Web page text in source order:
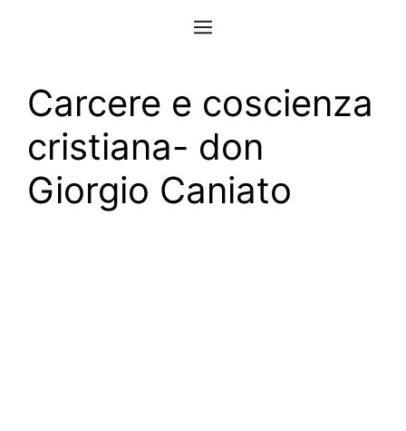
Menu
Carcere e coscienza
cristiana- don
Giorgio Caniato